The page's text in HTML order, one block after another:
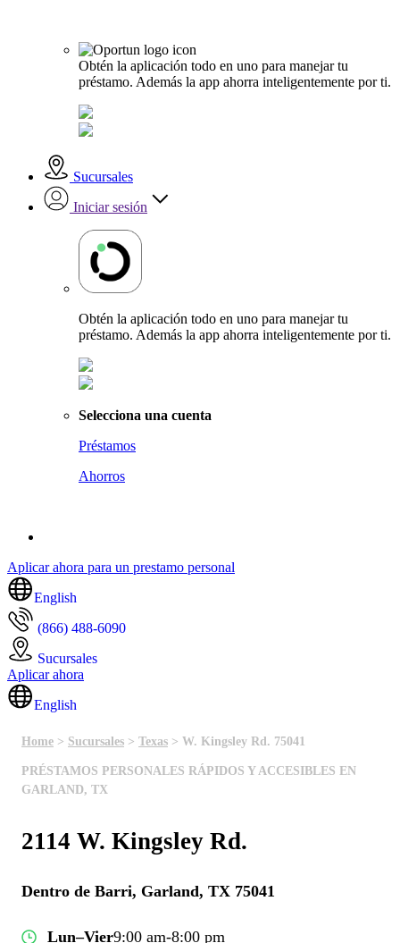
Obtén la aplicación todo en uno para manejar tu
préstamo. Además la app ahorra inteligentemente por ti.
Sucursales
Iniciar sesión
Obtén la aplicación todo en uno para manejar tu
préstamo. Además la app ahorra inteligentemente por ti.
Selecciona una cuenta
Préstamos
Ahorros
Aplicar ahora para un prestamo personal
English
(866) 488-6090
Sucursales
Aplicar ahora
English
Home > Sucursales > Texas > W. Kingsley Rd. 75041
PRÉSTAMOS PERSONALES RÁPIDOS Y ACCESIBLES EN
GARLAND, TX
2114 W. Kingsley Rd.
Dentro de Barri, Garland, TX 75041
Lun–Vier9:00 am-8:00 pm